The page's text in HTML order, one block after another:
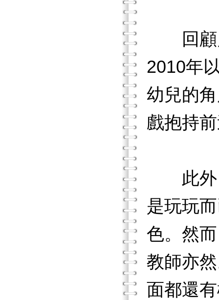
回顧兒
2010年
幼兒的
戲抱持
此外，
是玩玩
色。然
教師亦
面都還